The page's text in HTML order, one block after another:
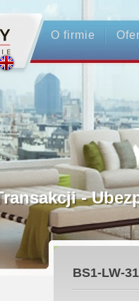
O firmie
-
ZadatkuBS1-LW-